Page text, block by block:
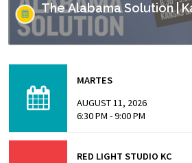
The Alabama Solution |
directed by Andrew Jarecki and
highlights stories from inside…
MARTES
AUGUST 11, 2026
6:30 PM - 9:00 PM
RED LIGHT STUDIO KC